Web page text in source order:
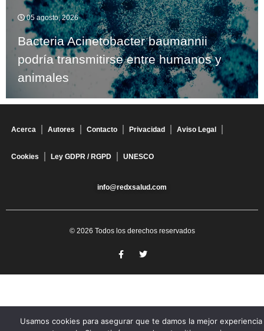
05 agosto, 2026
Bacteria Acinetobacter baumannii
podría transmitirse entre humanos y
animales
Acerca Autores Contacto Privacidad Aviso Legal
Cookies Ley GDPR / RGPD UNESCO
info@redxsalud.com
© 2026 Todos los derechos reservados
Usamos cookies para asegurar que te damos la mejor experiencia